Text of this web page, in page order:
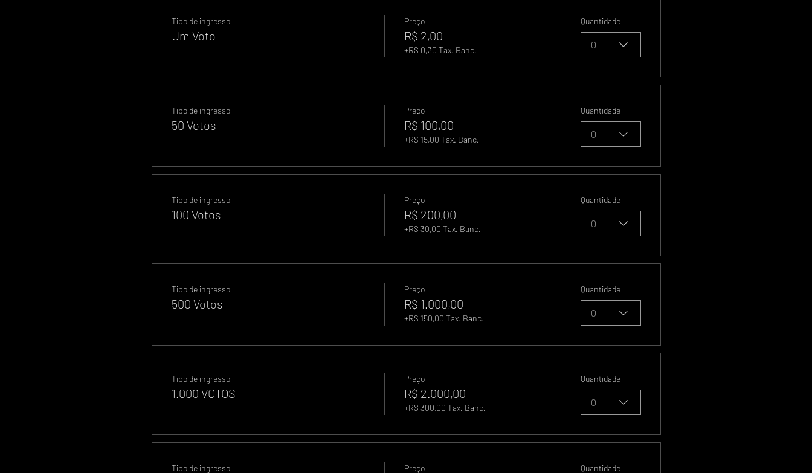
Tipo de ingresso
Um Voto
Preço
R$ 2,00
+R$ 0,30 Tax. Banc.
Quantidade
0
Tipo de ingresso
50 Votos
Preço
R$ 100,00
+R$ 15,00 Tax. Banc.
Quantidade
0
Tipo de ingresso
100 Votos
Preço
R$ 200,00
+R$ 30,00 Tax. Banc.
Quantidade
0
Tipo de ingresso
500 Votos
Preço
R$ 1.000,00
+R$ 150,00 Tax. Banc.
Quantidade
0
Tipo de ingresso
1.000 VOTOS
Preço
R$ 2.000,00
+R$ 300,00 Tax. Banc.
Quantidade
0
Tipo de ingresso Preço Quantidade